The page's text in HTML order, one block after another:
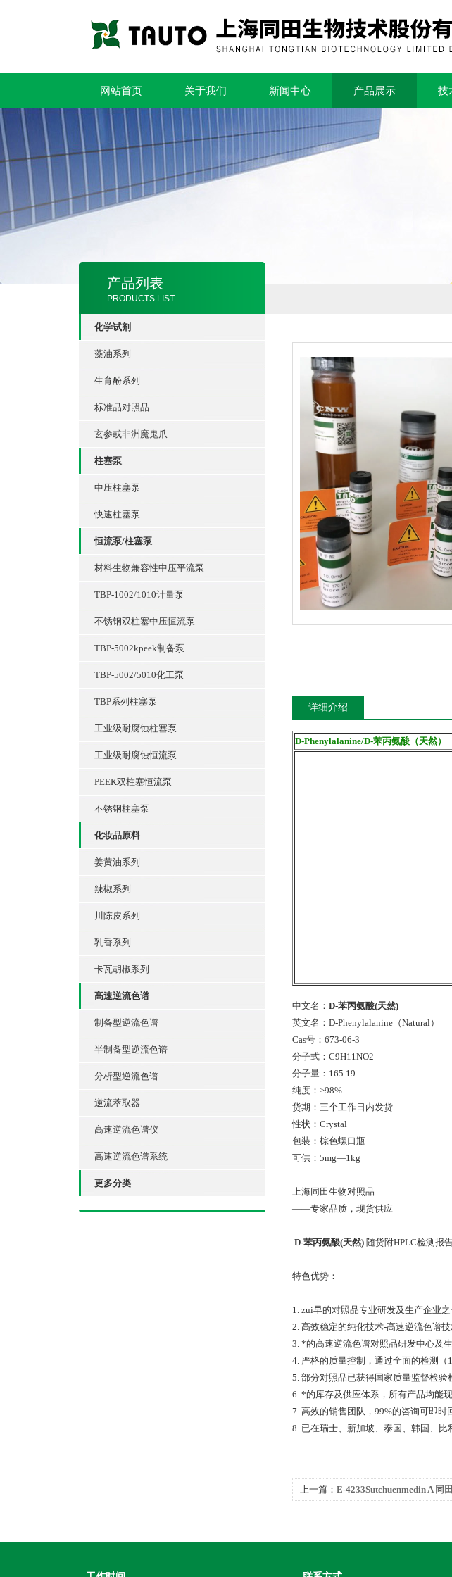
网站首页 关于我们 新闻中心 产品展示 技
产品列表
PRODUCTS LIST
化学试剂
藻油系列
生育酚系列
标准品对照品
玄参或非洲魔鬼爪
柱塞泵
中压柱塞泵
快速柱塞泵
恒流泵/柱塞泵
材料生物兼容性中压平流泵
TBP-1002/1010计量泵
不锈钢双柱塞中压恒流泵
TBP-5002kpeek制备泵
TBP-5002/5010化工泵
TBP系列柱塞泵
工业级耐腐蚀柱塞泵
工业级耐腐蚀恒流泵
PEEK双柱塞恒流泵
不锈钢柱塞泵
化妆品原料
姜黄油系列
辣椒系列
川陈皮系列
乳香系列
卡瓦胡椒系列
高速逆流色谱
制备型逆流色谱
半制备型逆流色谱
分析型逆流色谱
逆流萃取器
高速逆流色谱仪
高速逆流色谱系统
更多分类
详细介绍
D-Phenylalanine/D-苯丙氨酸（天然）
中文名： D-苯丙氨酸(天然)
英文名：D-Phenylalanine（Natural）
Cas号：673-06-3
分子式：C9H11NO2
分子量：165.19
纯度：≥98%
货期：三个工作日内发货
性状：Crystal
包装：棕色螺口瓶
可供：5mg—1kg
上海同田生物对照品
——专家品质，现货供应
D-苯丙氨酸(天然) 随货附HPLC检测报
特色优势：
1. zui早的对照品专业研发及生产企业
2. 高效稳定的纯化技术-高速逆流色谱技
3. *的高速逆流色谱对照品研发中心及
4. 严格的质量控制，通过全面的检测（
5. 部分对照品已获得国家质量监督检
6. *的库存及供应体系，所有产品均能
7. 高效的销售团队，99%的咨询可即时
8. 已在瑞士、新加坡、泰国、韩国、
上一篇： E-4233Sutchuenmedin A 同